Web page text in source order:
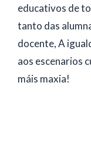
educativos de
tanto das
docente, A
aos escenarios
máis maxia!